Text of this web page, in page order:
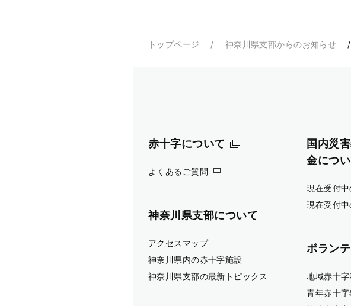
トップページ 神奈川県支部からのお知らせ
赤十字について
よくあるご質問
神奈川県支部について
アクセスマップ
神奈川県内の赤十字施設
神奈川県支部の最新トピックス
国内災
金につ
現在受付
現在受付
ボラン
地域赤十字
青年赤十字